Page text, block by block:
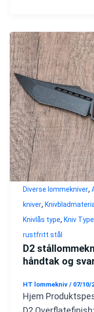
Diverse lommekniver,
kniver,
Knivlås type, Kniv Type
rustfritt stål
D2
håndtak og
HT lommekniv / 07/10/
Hjem